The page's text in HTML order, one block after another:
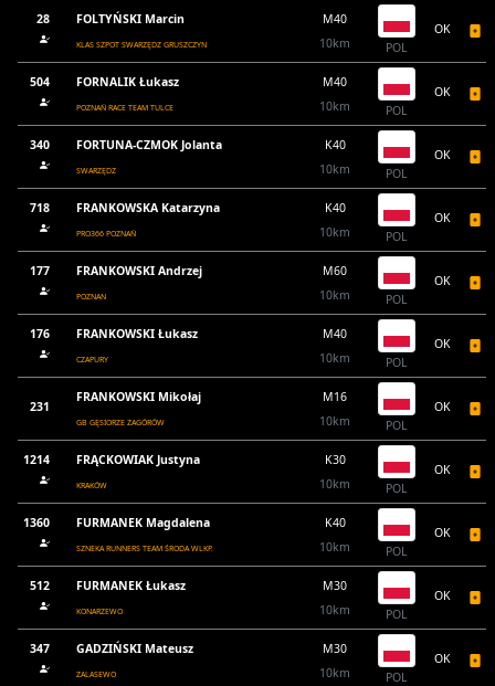
28 FOLTYŃSKI Marcin
KLAS SZPOT SWARZĘDZ GRUSZCZYN
M40
10km
POL
OK
504 FORNALIK Łukasz
POZNAŃ RACE TEAM TULCE
M40
10km
POL
OK
340 FORTUNA-CZMOK Jolanta
SWARZĘDZ
K40
10km
POL
OK
718 FRANKOWSKA Katarzyna
PRO366 POZNAŃ
K40
10km
POL
OK
177 FRANKOWSKI Andrzej
POZNAN
M60
10km
POL
OK
176 FRANKOWSKI Łukasz
CZAPURY
M40
10km
POL
OK
231
FRANKOWSKI Mikołaj
GB GĘSIORZE ZAGÓRÓW
M16
10km
POL
OK
1214 FRĄCKOWIAK Justyna
KRAKÓW
K30
10km
POL
OK
1360 FURMANEK Magdalena
SZNEKA RUNNERS TEAM ŚRODA WLKP.
K40
10km
POL
OK
512 FURMANEK Łukasz
KONARZEWO
M30
10km
POL
OK
347 GADZIŃSKI Mateusz
ZALASEWO
M30
10km
POL
OK